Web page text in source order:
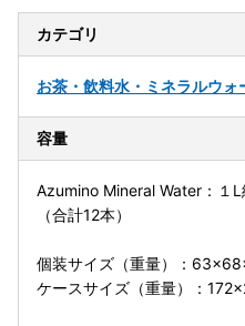
カテゴリ
お茶・飲料水・ミネラルウォ
容量
Azumino Mineral Water：１
（合計12本）
個装サイズ（重量）：
ケースサイズ（重量）：